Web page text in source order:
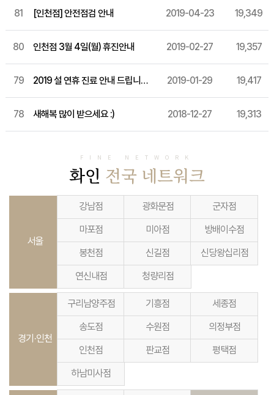
81 [인천점] 안전점검 안내 2019-04-23 19,349
80 인천점 3월 4일(월) 휴진안내 2019-02-27 19,357
79 2019 설 연휴 진료 안내 드립니다. 2019-01-29 19,417
78 새해복 많이 받으세요 :) 2018-12-27 19,313
FINE NETWORK
화인 전국 네트워크
서울
강남점 광화문점 군자점
마포점 미아점 방배이수점
봉천점 신길점 신당왕십리점
연신내점 청량리점
경기·인천
구리남양주점 기흥점 세종점
송도점 수원점 의정부점
인천점 판교점 평택점
하남미사점